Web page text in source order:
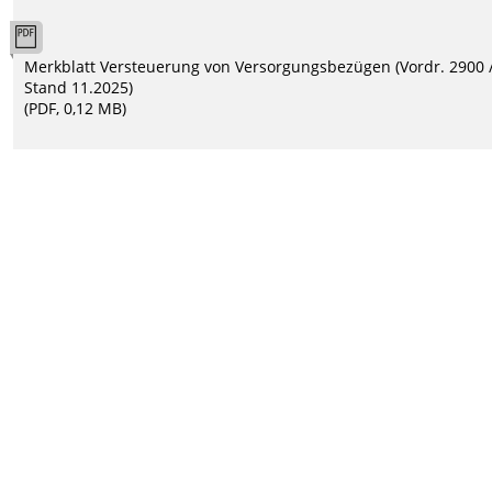
Merkblatt Versteuerung von Versorgungsbezügen (Vordr. 2900
Stand 11.2025)
(PDF, 0,12 MB)